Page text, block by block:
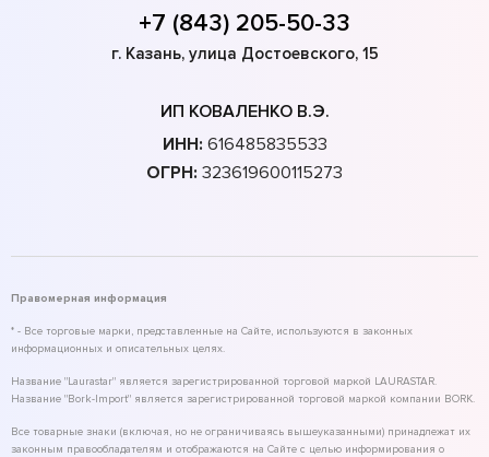
+7 (843) 205-50-33
г. Казань, улица Достоевского, 15
ИП КОВАЛЕНКО В.Э.
ИНН: 616485835533
ОГРН: 323619600115273
Правомерная информация
* - Все торговые марки, представленные на Сайте, используются в законных
информационных и описательных целях.
Название "Laurastar" является зарегистрированной торговой маркой LAURASTAR.
Название "Bork-Import" является зарегистрированной торговой маркой компании BORK.
Все товарные знаки (включая, но не ограничиваясь вышеуказанными) принадлежат их
законным правообладателям и отображаются на Сайте с целью информирования о